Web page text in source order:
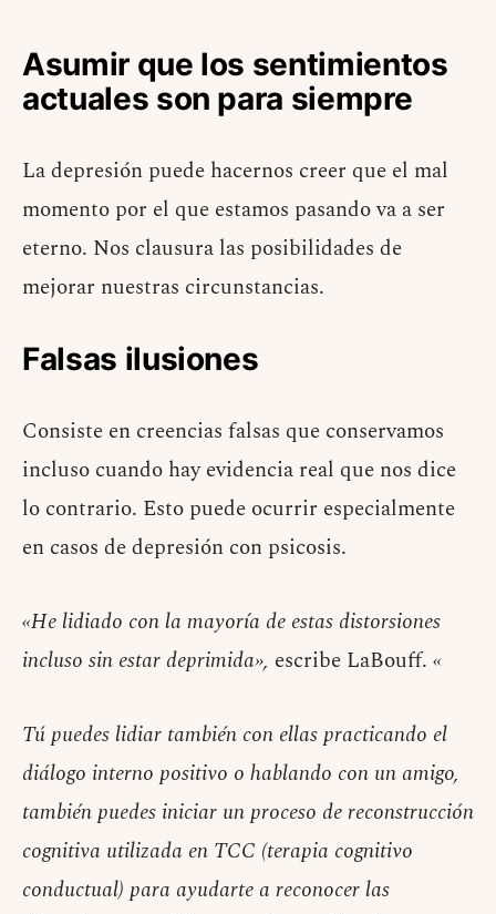
Asumir que los sentimientos
actuales son para siempre
La depresión puede hacernos creer que el mal
momento por el que estamos pasando va a ser
eterno. Nos clausura las posibilidades de
mejorar nuestras circunstancias.
Falsas ilusiones
Consiste en creencias falsas que conservamos
incluso cuando hay evidencia real que nos dice
lo contrario. Esto puede ocurrir especialmente
en casos de depresión con psicosis.
«He lidiado con la mayoría de estas distorsiones
incluso sin estar deprimida», escribe LaBouff. «
Tú puedes lidiar también con ellas practicando el
diálogo interno positivo o hablando con un amigo,
también puedes iniciar un proceso de reconstrucción
cognitiva utilizada en TCC (terapia cognitivo
conductual) para ayudarte a reconocer las